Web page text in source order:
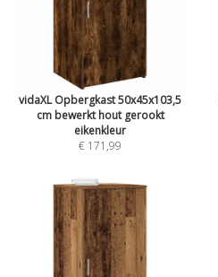
vidaXL Opbergkast 50x45x103,5
cm bewerkt hout gerookt
eikenkleur
€ 171,99